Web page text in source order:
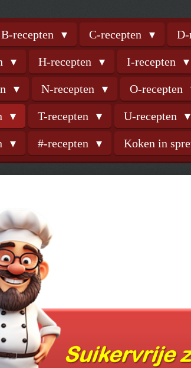
B-recepten C-recepten D-
H-recepten I-recepten
N-recepten O-recepten
T-recepten U-recepten
#-recepten Koken in